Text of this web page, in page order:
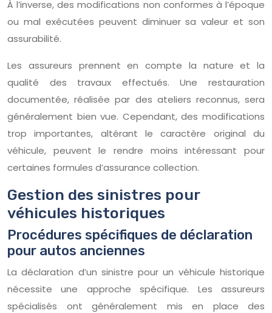
À l’inverse, des modifications non conformes à l’époque
ou mal exécutées peuvent diminuer sa valeur et son
assurabilité.
Les assureurs prennent en compte la nature et la
qualité des travaux effectués. Une restauration
documentée, réalisée par des ateliers reconnus, sera
généralement bien vue. Cependant, des modifications
trop importantes, altérant le caractère original du
véhicule, peuvent le rendre moins intéressant pour
certaines formules d’assurance collection.
Gestion des sinistres pour
véhicules historiques
Procédures spécifiques de déclaration
pour autos anciennes
La déclaration d’un sinistre pour un véhicule historique
nécessite une approche spécifique. Les assureurs
spécialisés ont généralement mis en place des